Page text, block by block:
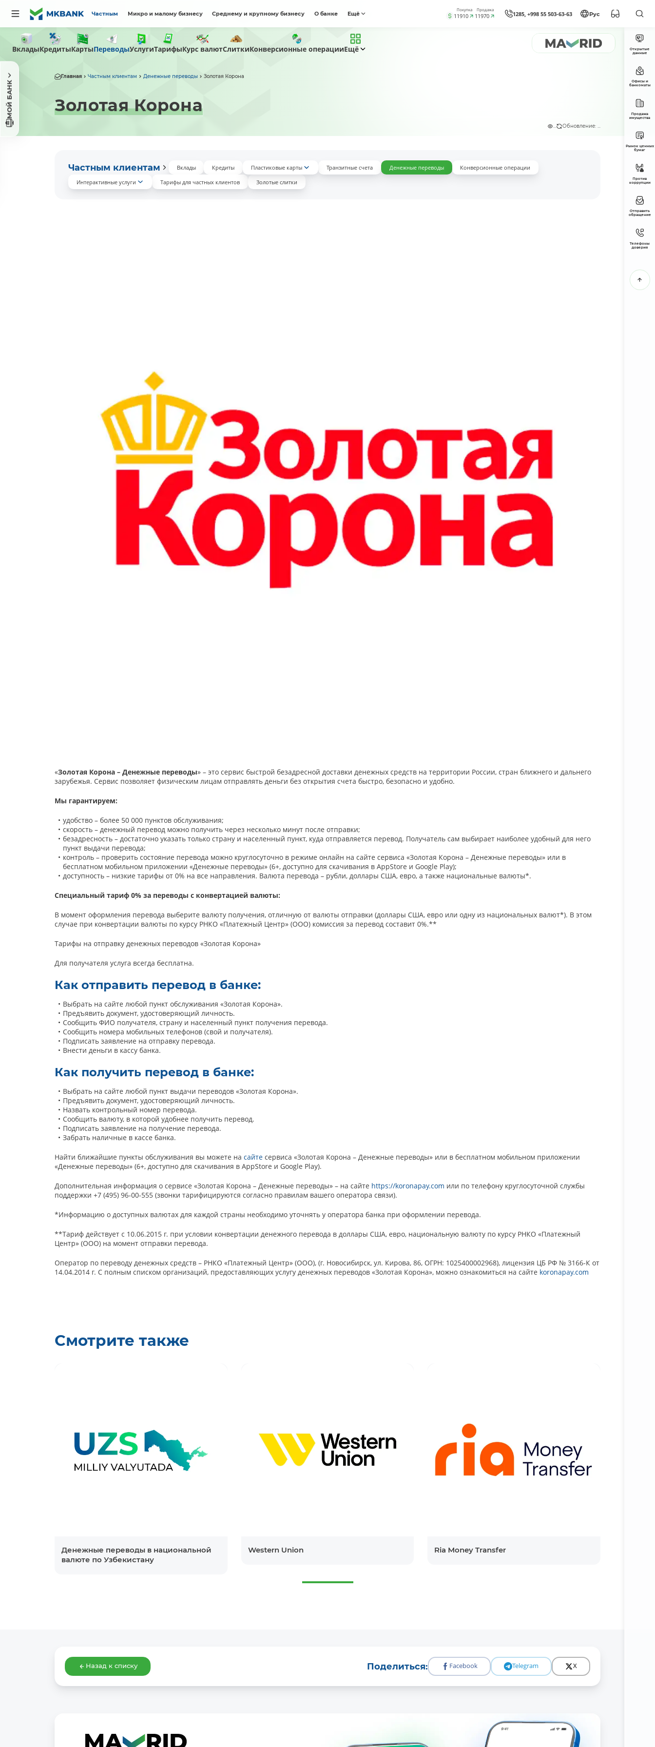
Частным Микро и малому бизнесу Среднему и крупному бизнесу О банке Ещё
Покупка
11910
Продажа
11970 1285, +998 55 503-63-63 Рус
МОЙ БАНК
ВкладыКредитыКартыПереводыУслугиТарифыКурс валютСлиткиКонверсионные операцииЕщё
Главная Частным клиентам Денежные переводы Золотая Корона
Золотая Корона
... Обновление: ...
Частным клиентам Вклады Кредиты Пластиковые карты Транзитные счета Денежные переводы
Конверсионные операции
Интерактивные услуги
Тарифы для частных клиентов Золотые слитки
«Золотая Корона – Денежные переводы» – это сервис быстрой безадресной доставки денежных средств на территории России, стран ближнего и дальнего
зарубежья. Сервис позволяет физическим лицам отправлять деньги без открытия счета быстро, безопасно и удобно.
Мы гарантируем:
удобство – более 50 000 пунктов обслуживания;
скорость – денежный перевод можно получить через несколько минут после отправки;
безадресность – достаточно указать только страну и населенный пункт, куда отправляется перевод. Получатель сам выбирает наиболее удобный для него
пункт выдачи перевода;
контроль – проверить состояние перевода можно круглосуточно в режиме онлайн на сайте сервиса «Золотая Корона – Денежные переводы» или в
бесплатном мобильном приложении «Денежные переводы» (6+, доступно для скачивания в AppStore и Google Play);
доступность – низкие тарифы от 0% на все направления. Валюта перевода – рубли, доллары США, евро, а также национальные валюты*.
Специальный тариф 0% за переводы с конвертацией валюты:
В момент оформления перевода выберите валюту получения, отличную от валюты отправки (доллары США, евро или одну из национальных валют*). В этом
случае при конвертации валюты по курсу РНКО «Платежный Центр» (ООО) комиссия за перевод составит 0%.**
Тарифы на отправку денежных переводов «Золотая Корона»
Для получателя услуга всегда бесплатна.
Как отправить перевод в банке:
Выбрать на сайте любой пункт обслуживания «Золотая Корона».
Предъявить документ, удостоверяющий личность.
Сообщить ФИО получателя, страну и населенный пункт получения перевода.
Сообщить номера мобильных телефонов (свой и получателя).
Подписать заявление на отправку перевода.
Внести деньги в кассу банка.
Как получить перевод в банке:
Выбрать на сайте любой пункт выдачи переводов «Золотая Корона».
Предъявить документ, удостоверяющий личность.
Назвать контрольный номер перевода.
Сообщить валюту, в которой удобнее получить перевод.
Подписать заявление на получение перевода.
Забрать наличные в кассе банка.
Найти ближайшие пункты обслуживания вы можете на сайтесервиса «Золотая Корона – Денежные переводы» или в бесплатном мобильном приложении
«Денежные переводы» (6+, доступно для скачивания в AppStore и Google Play).
Дополнительная информация о сервисе «Золотая Корона – Денежные переводы» – на сайте https://koronapay.com или по телефону круглосуточной службы
поддержки +7 (495) 96-00-555 (звонки тарифицируются согласно правилам вашего оператора связи).
*Информацию о доступных валютах для каждой страны необходимо уточнять у оператора банка при оформлении перевода.
**Тариф действует с 10.06.2015 г. при условии конвертации денежного перевода в доллары США, евро, национальную валюту по курсу РНКО «Платежный
Центр» (ООО) на момент отправки перевода.
Оператор по переводу денежных средств – РНКО «Платежный Центр» (ООО), (г. Новосибирск, ул. Кирова, 86, ОГРН: 1025400002968), лицензия ЦБ РФ № 3166-К от
14.04.2014 г. С полным списком организаций, предоставляющих услугу денежных переводов «Золотая Корона», можно ознакомиться на сайте koronapay.com
Смотрите также
Денежные переводы в национальной
валюте по Узбекистану
Western Union Ria Money Transfer
Назад к списку Поделиться: Facebook Telegram X
Открытые
данные
Офисы и
банкоматы
Продажа
имущества
Рынок ценных
бумаг
Против
коррупции
Отправить
обращение
Телефоны
доверия
Batafsil